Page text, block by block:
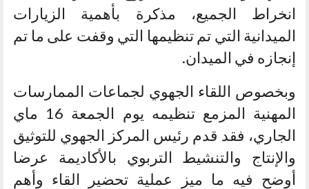
انخراط الجميع، مذكرة بأهمية الزيارات
الميدانية التي تم تنظيمها التي وقفت على ما تم
إنجازه في الميدان.
وبخصوص اللقاء الجهوي لجماعات الممارسات
المهنية المزمع تنظيمه يوم الجمعة 16 ماي
الجاري، فقد قدم رئيس المركز الجهوي للتوثيق
والإنتاج والتنشيط التربوي بالأكاديمة عرضا
أوضح فيه ما ميز عملية تحضير القاء وأهم